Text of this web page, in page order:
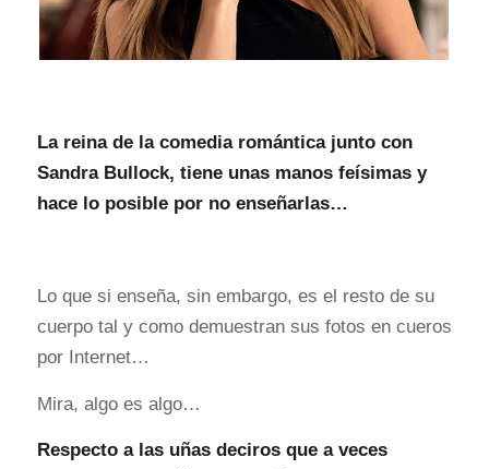
La reina de la comedia romántica junto con
Sandra Bullock, tiene unas manos feísimas y
hace lo posible por no enseñarlas…
Lo que si enseña, sin embargo, es el resto de su
cuerpo tal y como demuestran sus fotos en cueros
por Internet…
Mira, algo es algo…
Respecto a las uñas deciros que a veces